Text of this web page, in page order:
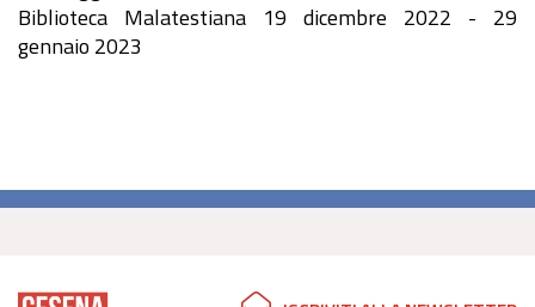
Biblioteca Malatestiana 19 dicembre 2022 - 29
gennaio 2023